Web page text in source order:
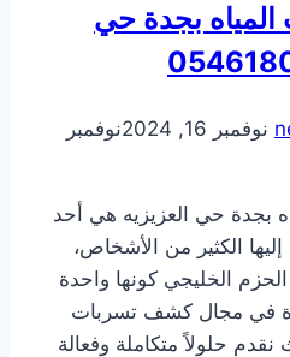
بجدة حي
نوفمبر 16, 2024
نوفمبر
بجدة حي العزيزيه هي أحد
الكثير من الأشخاص،
الخليجي كونها واحدة
في مجال كشف تسربات
حلولاً متكاملة وفعالة